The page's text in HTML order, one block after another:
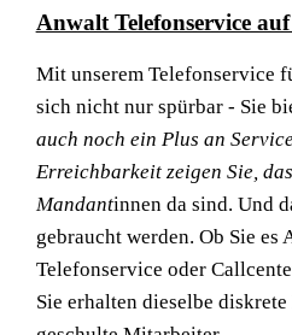
Anwalt Telefonservice
Mit unserem Telefonservice
sich nicht nur spürbar - Sie
auch noch ein Plus an
Erreichbarkeit zeigen Sie,
Mandantinnen da sind. Und
gebraucht werden. Ob Sie es
Telefonservice oder
Sie erhalten dieselbe